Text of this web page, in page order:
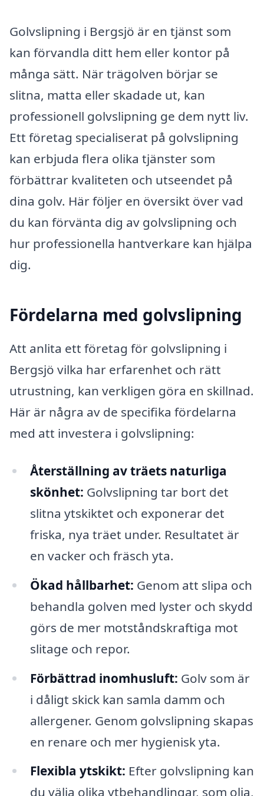
Golvslipning i Bergsjö är en tjänst som
kan förvandla ditt hem eller kontor på
många sätt. När trägolven börjar se
slitna, matta eller skadade ut, kan
professionell golvslipning ge dem nytt liv.
Ett företag specialiserat på golvslipning
kan erbjuda flera olika tjänster som
förbättrar kvaliteten och utseendet på
dina golv. Här följer en översikt över vad
du kan förvänta dig av golvslipning och
hur professionella hantverkare kan hjälpa
dig.
Fördelarna med golvslipning
Att anlita ett företag för golvslipning i
Bergsjö vilka har erfarenhet och rätt
utrustning, kan verkligen göra en skillnad.
Här är några av de specifika fördelarna
med att investera i golvslipning:
Återställning av träets naturliga
skönhet: Golvslipning tar bort det
slitna ytskiktet och exponerar det
friska, nya träet under. Resultatet är
en vacker och fräsch yta.
Ökad hållbarhet: Genom att slipa och
behandla golven med lyster och skydd
görs de mer motståndskraftiga mot
slitage och repor.
Förbättrad inomhusluft: Golv som är
i dåligt skick kan samla damm och
allergener. Genom golvslipning skapas
en renare och mer hygienisk yta.
Flexibla ytskikt: Efter golvslipning kan
du välja olika ytbehandlingar, som olja,